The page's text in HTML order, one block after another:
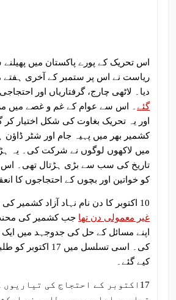
اس تحریک کے پورے پاکستان میں
ریاست نے اس پر ستمبر کے آخری ہفتے
دیا۔ لاٹھی چارج، گرفتاریاں اور
گئے ۔ اس سے عوام کے غم و غصے میں
کشمیر بھر میں پہیہ جام اور شٹر
میں لاکھوں لوگوں نے شرکت کی۔ یہ
کو خواتین اور بچوں کے احتجاجوں کا
10 اکتوبر کا دن نام نہاد آزاد کشمیر کی تاریخ کا سب سے
غیر معمولی دن تھا جب کشمیر کی
اپنے مسائل کے حل کی جدوجہد میں ایک
کی۔ اسی تسلسل میں
کیے گئے۔
17اکتوبر کے احتجاج کی